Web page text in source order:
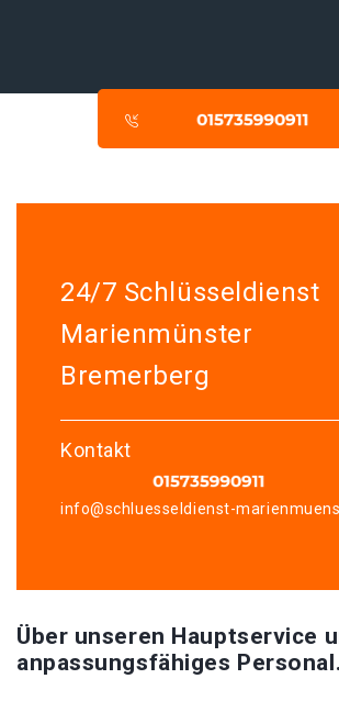
24/7 Schlüsseldienst
Marienmünster
Bremerberg
Kontakt
info@schluesseldienst-
Über unseren Hauptservice
anpassungsfähiges Personal.